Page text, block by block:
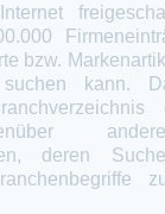
bzw.
kann.
deren